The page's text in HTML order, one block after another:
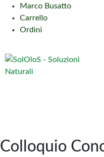
Marco Busatto
Carrello
Ordini
Colloquio